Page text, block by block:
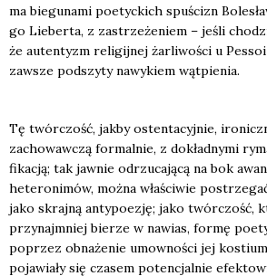
ma bie­gu­na­mi poetyc­kich spu­ścizn
go Lie­ber­ta, z zastrze­że­niem – jeśli
że auten­tyzm reli­gij­nej żar­li­wo­ści u
zawsze pod­szy­ty nawy­kiem wąt­pie­nia.
Tę twór­czość, jak­by osten­ta­cyj­nie,
zacho­waw­czą for­mal­nie, z dokład­ny­mi
fi­ka­cją; tak jaw­nie odrzu­ca­ją­cą na bok
hete­ro­ni­mów, moż­na wła­ści­wie
jako skraj­ną anty­po­ezję; jako twór­czość,
przy­naj­mniej bie­rze w nawias, for­mę
poprzez obna­że­nie umow­no­ści jej
poja­wia­ły się cza­sem poten­cjal­nie